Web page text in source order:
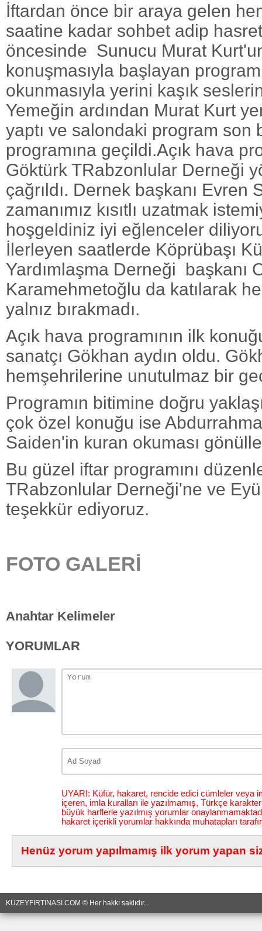
İftardan önce bir araya gelen
saatine kadar sohbet adip
öncesinde Sunucu Murat
konuşmasıyla başlayan
okunmasıyla yerini kaşık
Yemeğin ardından Murat Kurt
yaptı ve salondaki program son
programına geçildi.Açık hava
Göktürk TRabzonlular Derneği
çağrıldı. Dernek başkanı Evren
zamanımız kısıtlı uzatmak
hoşgeldiniz iyi eğlenceler
İlerleyen saatlerde Köprübaşı
Yardımlaşma Derneği başkanı
Karamehmetoğlu da katılarak
yalnız bırakmadı.
Açık hava programının ilk
sanatçı Gökhan aydın oldu.
hemşehrilerine unutulmaz bir
Programın bitimine doğru
çok özel konuğu ise
Saiden'in kuran okuması
Bu güzel iftar programını
TRabzonlular Derneği'ne ve
teşekkür ediyoruz.
FOTO GALERİ
Anahtar Kelimeler
YORUMLAR
UYARI: Küfür, hakaret, rencide edici cümleler veya
içeren, imla kuralları ile yazılmamış, Türkçe
büyük harflerle yazılmış yorumlar
hakaret içerikli yorumlar hakkında muhatapları
Henüz yorum yapılmamış ilk yorum yapan
KUZEYFIRTINASI.COM © Her hakkı saklıdır...